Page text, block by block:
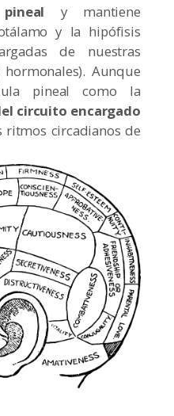
y mantiene
y la hipófisis
de nuestras
Aunque
pineal como la
circuito encargado
ritmos circadianos de